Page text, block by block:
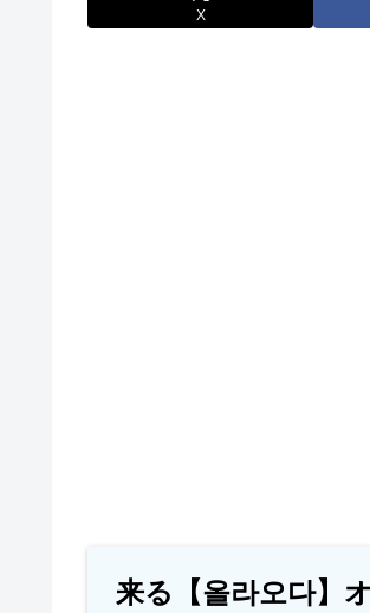
X
来る【올라오다】